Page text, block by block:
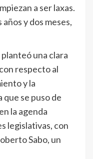
a ser laxas.
y dos meses,
una clara
respecto al
y la
se puso de
la agenda
legislativas, con
Sabo, un